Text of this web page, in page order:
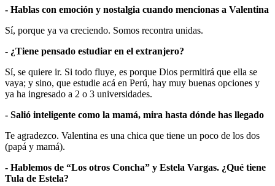
- Hablas con emoción y nostalgia cuando mencionas a Valentina
Sí, porque ya va creciendo. Somos recontra unidas.
- ¿Tiene pensado estudiar en el extranjero?
Sí, se quiere ir. Si todo fluye, es porque Dios permitirá que ella se
vaya; y sino, que estudie acá en Perú, hay muy buenas opciones y
ya ha ingresado a 2 o 3 universidades.
- Salió inteligente como la mamá, mira hasta dónde has llegado
Te agradezco. Valentina es una chica que tiene un poco de los dos
(papá y mamá).
- Hablemos de “Los otros Concha” y Estela Vargas. ¿Qué tiene
Tula de Estela?